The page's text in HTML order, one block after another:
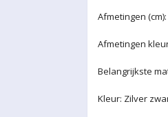
Afmetingen
Afmetingen
Belangrijkste
Kleur: Zilver